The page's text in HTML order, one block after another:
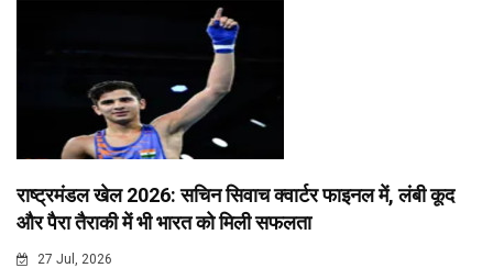
राष्ट्रमंडल खेल 2026: सचिन सिवाच क्वार्टर फाइनल में, लंबी कूद
और पैरा तैराकी में भी भारत को मिली सफलता
27 Jul, 2026